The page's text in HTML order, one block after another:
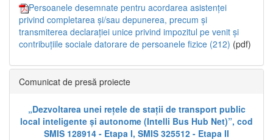
Persoanele desemnate pentru acordarea asistenței
privind completarea și/sau depunerea, precum și
transmiterea declarației unice privind impozitul pe venit și
contribuțiile sociale datorare de persoanele fizice (212) (pdf)
Comunicat de presă proiecte
„Dezvoltarea unei rețele de stații de transport public
local inteligente și autonome (Intelli Bus Hub Net)”, cod
SMIS 128914 - Etapa I, SMIS 325512 - Etapa II